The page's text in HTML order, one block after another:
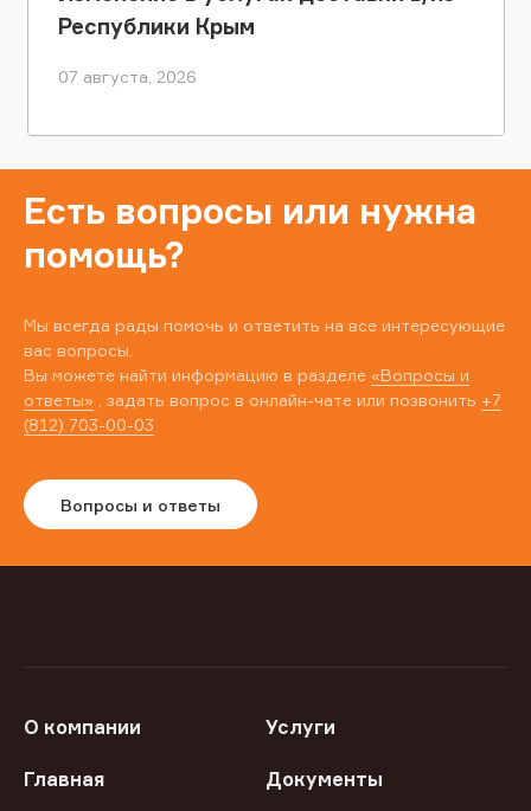
Республики Крым
07 августа, 2026
Есть вопросы или нужна
помощь?
Мы всегда рады помочь и ответить на все интересующие
вас вопросы.
Вы можете найти информацию в разделе «Вопросы и
ответы» , задать вопрос в онлайн-чате или позвонить +7
(812) 703-00-03
Вопросы и ответы
О компании Услуги
Главная Документы